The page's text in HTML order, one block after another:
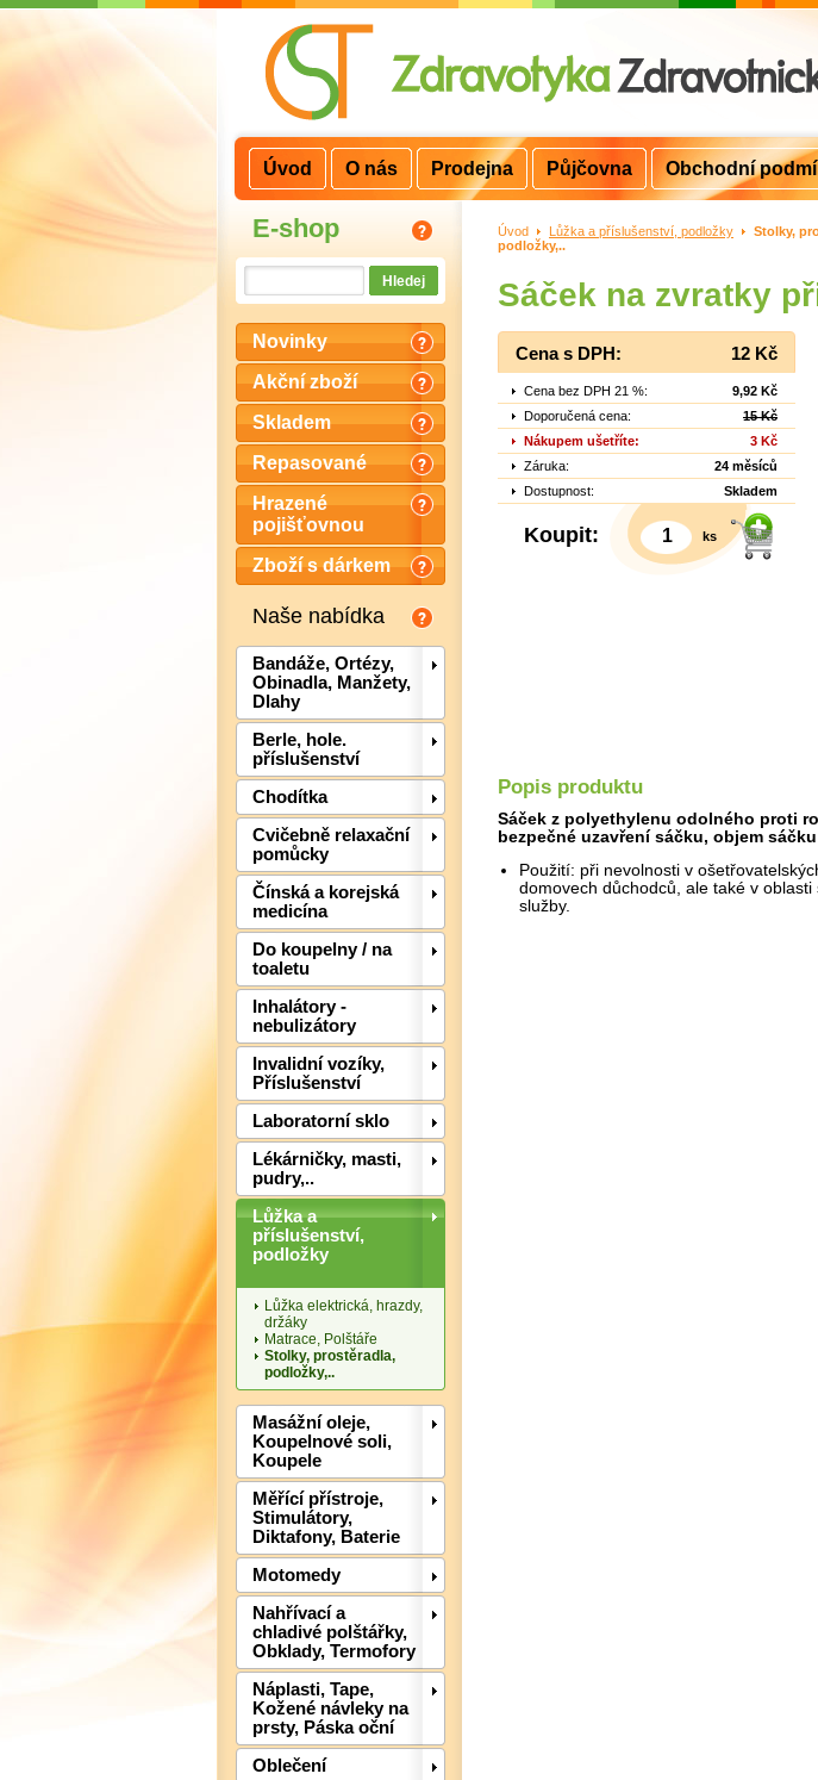
E-shop
Novinky
Akční zboží
Skladem
Repasované
Hrazené
pojišťovnou
Zboží s dárkem
Naše nabídka
Bandáže, Ortézy,
Obinadla, Manžety,
Dlahy
Berle, hole.
příslušenství
Chodítka
Cvičebně relaxační
pomůcky
Čínská a korejská
medicína
Do koupelny / na
toaletu
Inhalátory -
nebulizátory
Invalidní vozíky,
Příslušenství
Laboratorní sklo
Lékárničky, masti,
pudry,..
Lůžka a
příslušenství,
podložky
Lůžka elektrická, hrazdy,
držáky
Matrace, Polštáře
Stolky, prostěradla,
podložky,..
Masážní oleje,
Koupelnové soli,
Koupele
Měřící přístroje,
Stimulátory,
Diktafony, Baterie
Motomedy
Nahřívací a
chladivé polštářky,
Obklady, Termofory
Náplasti, Tape,
Kožené návleky na
prsty, Páska oční
Oblečení
Úvod > Lůžka a příslušenství, podložky > Stolky,
podložky,..
Sáček na zvratky
Cena s DPH: 12 Kč
Cena bez DPH 21 %:
9,92 Kč
Doporučená cena:
15 Kč
Nákupem ušetříte:
3 Kč
Záruka:
24 měsíců
Dostupnost:
Skladem
Koupit: ks
Popis produktu
Sáček z polyethylenu odolného proti
bezpečné uzavření sáčku, objem
Použití: při nevolnosti v
domovech důchodců, ale také v
služby.
Detail
Úvod O nás Prodejna Půjčovna Obchodní